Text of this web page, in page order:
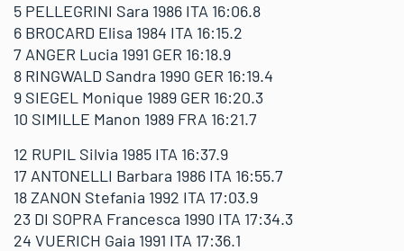
5 PELLEGRINI Sara 1986 ITA 16:06.8
6 BROCARD Elisa 1984 ITA 16:15.2
7 ANGER Lucia 1991 GER 16:18.9
8 RINGWALD Sandra 1990 GER 16:19.4
9 SIEGEL Monique 1989 GER 16:20.3
10 SIMILLE Manon 1989 FRA 16:21.7
12 RUPIL Silvia 1985 ITA 16:37.9
17 ANTONELLI Barbara 1986 ITA 16:55.7
18 ZANON Stefania 1992 ITA 17:03.9
23 DI SOPRA Francesca 1990 ITA 17:34.3
24 VUERICH Gaia 1991 ITA 17:36.1